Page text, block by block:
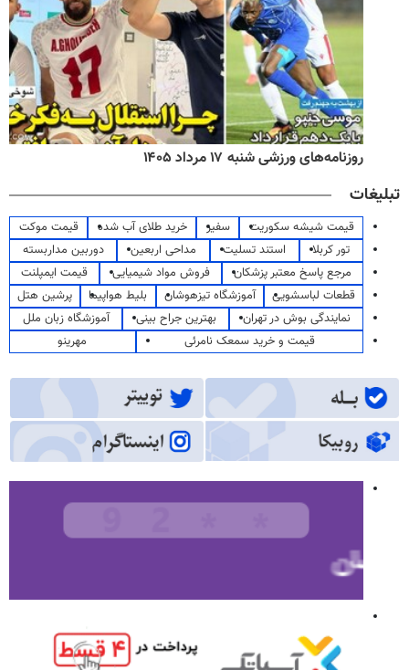
روزنامه‌های ورزشی شنبه ۱۷ مرداد ۱۴۰۵
تبلیغات
قیمت شیشه سکوریت سفیر خرید طلای آب شده
قیمت موکت
تور کربلا
استند تسلیت مداحی اربعین
دوربین مداربسته
مرجع پاسخ معتبر پزشکان
فروش مواد شیمیایی
قیمت ایمپلنت
قطعات لباسشویی
آموزشگاه تیزهوشان بلیط هواپیما
پرشین هتل
نمایندگی بوش در تهران
بهترین جراح بینی
آموزشگاه زبان ملل
قیمت و خرید سمعک نامرئی
مهرینو